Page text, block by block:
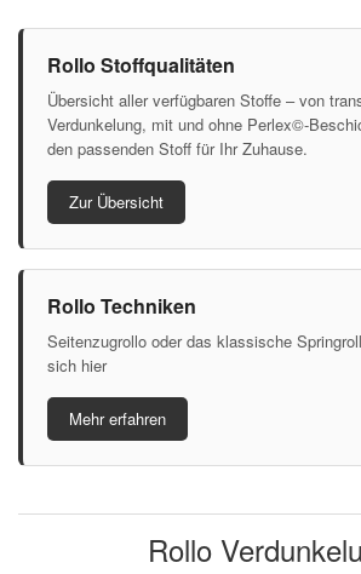
Rollo Stoffqualitäten
Übersicht aller verfügbaren Stoffe – von
Verdunkelung, mit und ohne Perlex©-
den passenden Stoff für Ihr Zuhause.
Zur Übersicht
Rollo Techniken
Seitenzugrollo oder das klassische
sich hier
Mehr erfahren
Rollo